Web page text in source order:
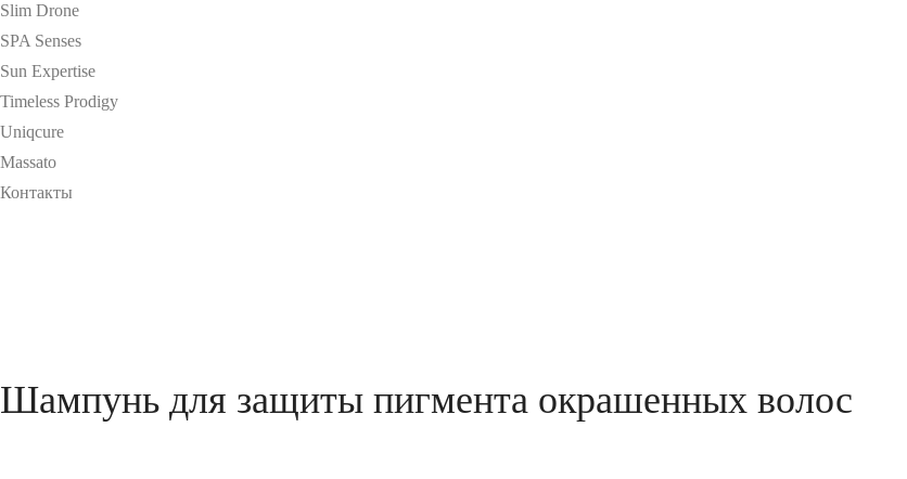
Slim Drone
SPA Senses
Sun Expertise
Timeless Prodigy
Uniqcure
Massato
Контакты
Шампунь для защиты пигмента окрашенных волос